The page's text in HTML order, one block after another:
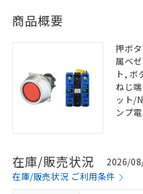
商品概要
押ボ
属ベ
ト, ボ
ねじ
ット/
ンプ
在庫/販売状況
2026/
在庫/販売状況 ご利用条件